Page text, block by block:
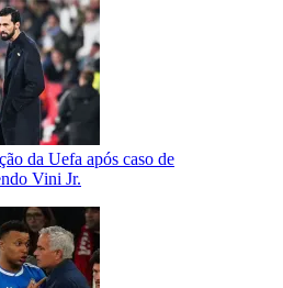
da Uefa após caso de
Vini Jr.